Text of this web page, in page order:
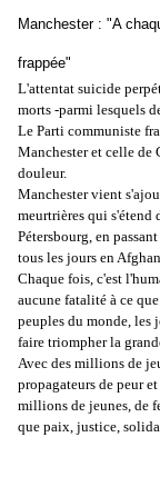
Manchester : "A
frappée"
L'attentat suicide
morts -parmi lesquels
Le Parti communiste
Manchester et celle de
douleur.
Manchester vient
meurtrières qui s'étend
Pétersbourg, en
tous les jours en
Chaque fois, c'est
aucune fatalité à ce
peuples du monde, les
faire triompher la
Avec des millions de
propagateurs de peur
millions de jeunes, de
que paix, justice,